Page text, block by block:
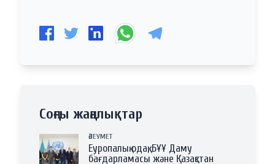
Соңғы жаңалықтар
ӘЛЕУМЕТ
Еуропалық одақ, БҰҰ Даму
бағдарламасы және Қазақстан